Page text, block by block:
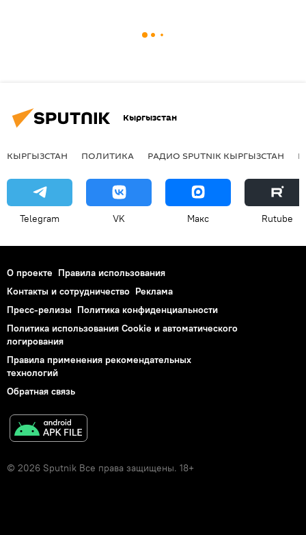
Кыргызстан
КЫРГЫЗСТАН ПОЛИТИКА РАДИО SPUTNIK КЫРГЫЗСТАН
Telegram VK Макс Rutube
О проекте Правила использования
Контакты и сотрудничество Реклама
Пресс-релизы Политика конфиденциальности
Политика использования Cookie и автоматического
логирования
Правила применения рекомендательных
технологий
Обратная связь
© 2026 Sputnik Все права защищены. 18+